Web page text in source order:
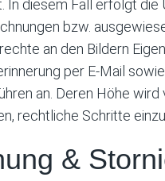
In diesem Fall erfolgt die
bzw.
an den Bildern
per E-Mail
an. Deren Höhe
rechtliche Schritte
&